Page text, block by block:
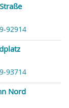
92914
93714
Nord